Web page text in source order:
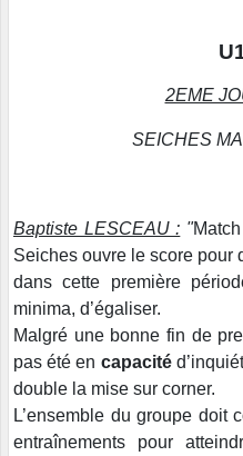
2EME
SEICHES
Baptiste LESCEAU : "Match
Seiches ouvre le score pour
dans cette première
minima, d’égaliser.
Malgré une bonne fin de
pas été en capacité
double la mise sur corner.
L’ensemble du groupe doit
entraînements pour